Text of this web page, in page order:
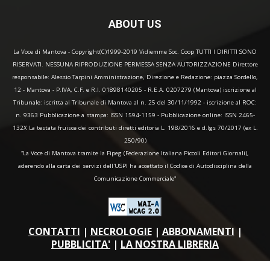
ABOUT US
La Voce di Mantova - Copyright(C)1999-2019 Vidiemme Soc. Coop TUTTI I DIRITTI SONO
RISERVATI. NESSUNA RIPRODUZIONE PERMESSA SENZA AUTORIZZAZIONE Direttore
responsabile: Alessio Tarpini Amministrazione, Direzione e Redazione: piazza Sordello,
12 - Mantova - P.IVA, C.F. e R.I. 01898140205 - R.E.A. 0207279 (Mantova) iscrizione al
Tribunale: iscritta al Tribunale di Mantova al n. 25 del 30/11/1992 - iscrizione al ROC:
n. 9363 Pubblicazione a stampa: ISSN 1594-1159 - Pubblicazione online: ISSN 2465-
132X La testata fruisce dei contributi diretti editoria L. 198/2016 e d.lgs 70/2017 (ex L.
250/90)
“La Voce di Mantova tramite la Fipeg (Federazione Italiana Piccoli Editori Giornali),
aderendo alla carta dei servizi dell'USPI ha accettato il Codice di Autodisciplina della
Comunicazione Commerciale"
CONTATTI | NECROLOGIE| ABBONAMENTI |
PUBBLICITA' | LA NOSTRA LIBRERIA